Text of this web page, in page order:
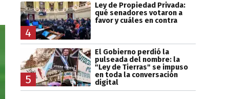
4
Ley de Propiedad Privada:
qué senadores votaron a
favor y cuáles en contra
5
El Gobierno perdió la
pulseada del nombre: la
"Ley de Tierras" se impuso
en toda la conversación
digital